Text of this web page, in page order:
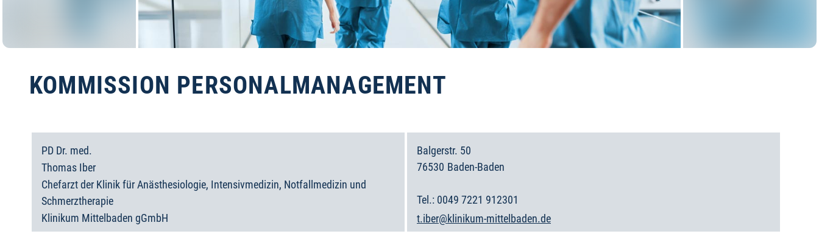
KOMMISSION PERSONALMANAGEMENT
PD Dr. med.
Thomas Iber
Chefarzt der Klinik für Anästhesiologie, Intensivmedizin, Notfallmedizin und
Schmerztherapie
Klinikum Mittelbaden gGmbH
Balgerstr. 50
76530 Baden-Baden
0049 7221 912301
t.iber@klinikum-mittelbaden.de